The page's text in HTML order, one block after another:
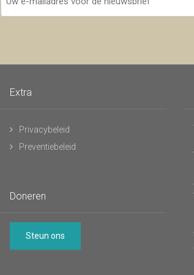
e-
mailadres
Extra
Privacybeleid
Preventiebeleid
Doneren
Steun ons